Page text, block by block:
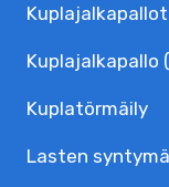
Kuplajalkapallo
Kuplatörmäily
Lasten